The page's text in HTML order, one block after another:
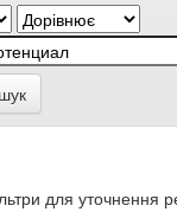
для уточнення